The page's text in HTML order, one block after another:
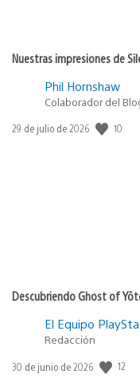
Nuestras impresiones de
Phil Hornshaw
Colaborador del
Fecha
29 de julio de 2026 10
Descubriendo Ghost of
El Equipo
Redacción
Fecha
30 de junio de 2026 12